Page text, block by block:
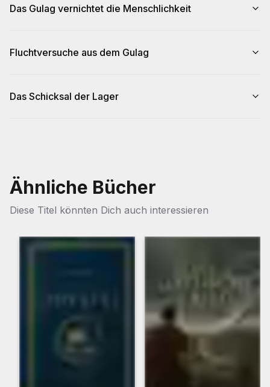
Das Gulag vernichtet die Menschlichkeit
Fluchtversuche aus dem Gulag
Das Schicksal der Lager
Ähnliche Bücher
Diese Titel könnten Dich auch interessieren